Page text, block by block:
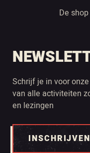
De
Schrijf je in voor
van alle activiteiten
en lezingen
INSCHRIJVEN